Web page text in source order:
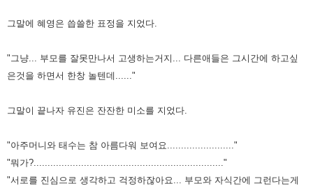
그말에 혜영은 씁쓸한 표정을 지었다.
"그냥... 부모를 잘못만나서 고생하는거지... 다른애들은 그시간에 하고싶
은것을 하면서 한창 놀텐데......"
그말이 끝나자 유진은 잔잔한 미소를 지었다.
"아주머니와 태수는 참 아름다워 보여요........................"
"뭐가?...................................................................."
"서로를 진심으로 생각하고 걱정하잖아요... 부모와 자식간에 그런다는게